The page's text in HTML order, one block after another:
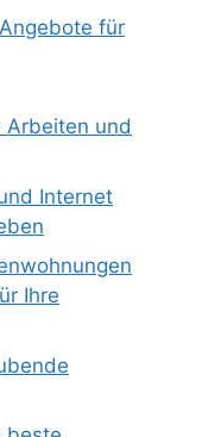
für
Arbeiten und
Internet
Ihre